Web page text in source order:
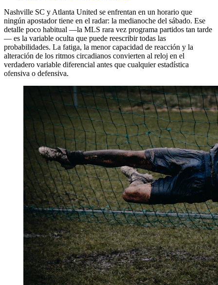
Nashville SC y Atlanta United se enfrentan en un horario que
ningún apostador tiene en el radar: la medianoche del sábado. Ese
detalle poco habitual —la MLS rara vez programa partidos tan tarde
— es la variable oculta que puede reescribir todas las
probabilidades. La fatiga, la menor capacidad de reacción y la
alteración de los ritmos circadianos convierten al reloj en el
verdadero variable diferencial antes que cualquier estadística
ofensiva o defensiva.